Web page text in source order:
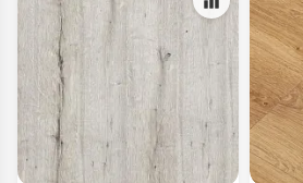
Террасная доска
Пробковое покрытие
Ковровая плитка